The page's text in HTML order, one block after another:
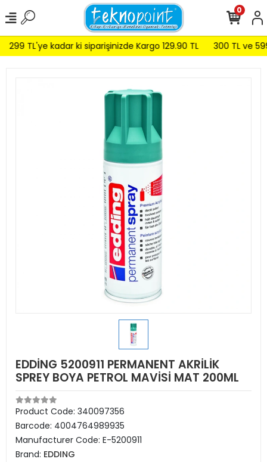
299 TL'ye kadar ki siparişinizde Kargo 129.90 TL 300 TL ve
0
EDDİNG 5200911 PERMANENT AKRİLİK
SPREY BOYA PETROL MAVİSİ MAT 200ML
Product Code: 340097356
Barcode: 4004764989935
Manufacturer Code: E-5200911
Brand: EDDING